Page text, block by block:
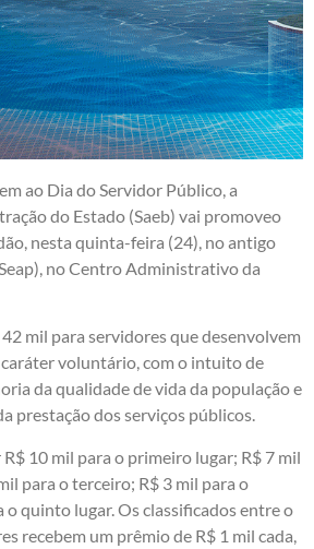
ao Dia do Servidor Público, a
do Estado (Saeb) vai promoveo
nesta quinta-feira (24), no antigo
no Centro Administrativo da
mil para servidores que desenvolvem
voluntário, com o intuito de
da qualidade de vida da população e
prestação dos serviços públicos.
10 mil para o primeiro lugar; R$ 7 mil
para o terceiro; R$ 3 mil para o
o quinto lugar. Os classificados entre o
recebem um prêmio de R$ 1 mil cada,